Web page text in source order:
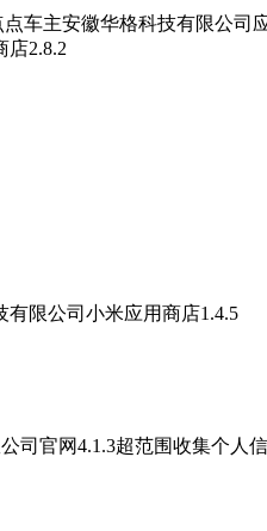
车主安徽华格科技有限公司
店2.8.2
限公司小米应用商店1.4.5
官网4.1.3超范围收集个人